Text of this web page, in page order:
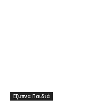
Έξυπνα Παιδιά